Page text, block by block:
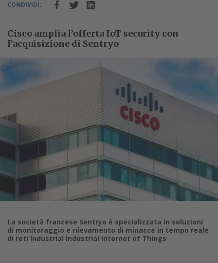
CONDIVIDI:
Cisco amplia l’offerta IoT security con
l’acquisizione di Sentryo
La società francese Sentryo è specializzata in soluzioni
di monitoraggio e rilevamento di minacce in tempo reale
di reti Industrial Industrial Internet of Things